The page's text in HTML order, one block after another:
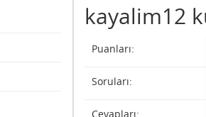
kayalim12
Puanları:
Soruları:
Cevapları: